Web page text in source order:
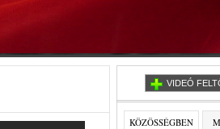
VIDEÓ
KÖZÖSSÉGBEN